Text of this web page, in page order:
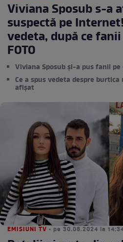
Viviana Sposub s-a
suspectă pe
vedeta, după ce
FOTO
Viviana Sposub și-a pus fanii
Ce a spus vedeta despre
afișat
EMISIUNI TV • pe 30.08.2024 la